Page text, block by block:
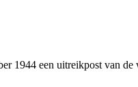
1944 een uitreikpost van